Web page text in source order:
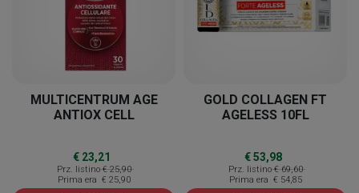
MULTICENTRUM AGE
ANTIOX CELL
€ 23,21
Prz. listino € 25,90
Prima era € 25,90
GOLD COLLAGEN FT
AGELESS 10FL
€ 53,98
Prz. listino € 69,60
Prima era € 54,85